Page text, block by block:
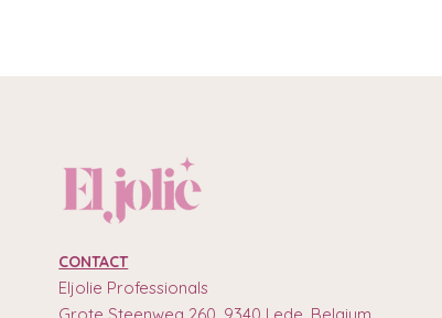
CONTACT
Eljolie Professionals
Grote Steenweg 260, 9340 Lede, Belgium